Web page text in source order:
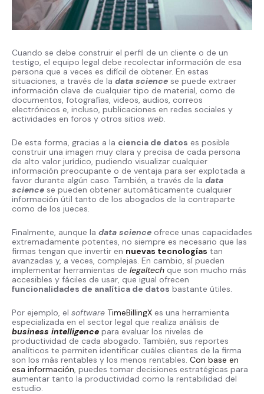
Cuando se debe construir el perfil de un cliente o de un
testigo, el equipo legal debe recolectar información de esa
persona que a veces es difícil de obtener. En estas
situaciones, a través de la data science se puede extraer
información clave de cualquier tipo de material, como de
documentos, fotografías, videos, audios, correos
electrónicos e, incluso, publicaciones en redes sociales y
actividades en foros y otros sitios web
De esta forma, gracias a la ciencia de datos es posible
construir una imagen muy clara y precisa de cada persona
de alto valor jurídico, pudiendo visualizar cualquier
información preocupante o de ventaja para ser explotada a
favor durante algún caso. También, a través de la data
science se pueden obtener automáticamente cualquier
información útil tanto de los abogados de la contraparte
como de los jueces.
Finalmente, aunque la data science ofrece unas capacidades
extremadamente potentes, no siempre es necesario que las
firmas tengan que invertir en nuevas tecnologías tan
avanzadas y, a veces, complejas. En cambio, sí pueden
implementar herramientas de legaltech que son mucho más
accesibles y fáciles de usar, que igual ofrecen
funcionalidades de analítica de datos bastante útiles.
Por ejemplo, el software TimeBillingX es una herramienta
especializada en el sector legal que realiza análisis de
business intelligence para evaluar los niveles de
productividad de cada abogado. También, sus reportes
analíticos te permiten identificar cuáles clientes de la firma
son los más rentables y los menos rentables. Con base en
esa información , puedes tomar decisiones estratégicas para
aumentar tanto la productividad como la rentabilidad del
estudio.